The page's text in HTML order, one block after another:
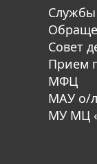
Службы
Совет
Прием
МФЦ
МАУ о/л
МУ МЦ